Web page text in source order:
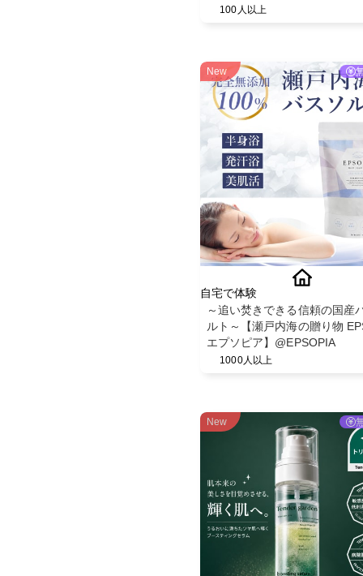
100人以上
New
自宅で体験
～追い焚きできる信頼の国産
ルト～【瀬戸内海の贈り物
エプソピア】@EPSOPIA
1000人以上
New